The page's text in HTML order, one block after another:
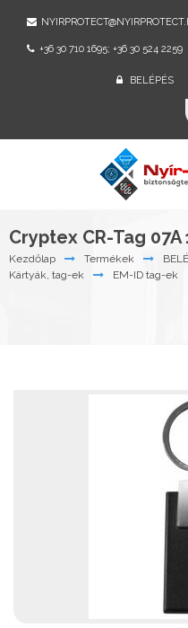
+36 30 710 1695; +36 30 524 2259
BELÉPÉS
Cryptex CR-Tag 07A
Kezdőlap Termékek
Kártyák, tag-ek
EM-ID tag-ek